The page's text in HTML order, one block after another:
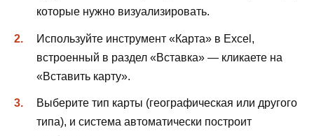
которые нужно визуализировать.
Используйте инструмент «Карта» в Excel,
встроенный в раздел «Вставка» — кликаете на
«Вставить карту».
Выберите тип карты (географическая или другого
типа), и система автоматически построит